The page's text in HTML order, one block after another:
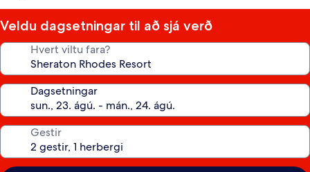
Veldu dagsetningar til að sjá verð
Hvert viltu fara?
Dagsetningar
Gestir